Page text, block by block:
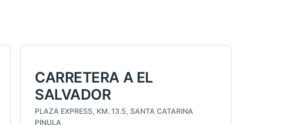
CARRETERA A EL
SALVADOR
PLAZA EXPRESS, KM. 13.5, SANTA CATARINA
PINULA